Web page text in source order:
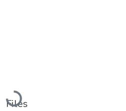
Loading...
Files